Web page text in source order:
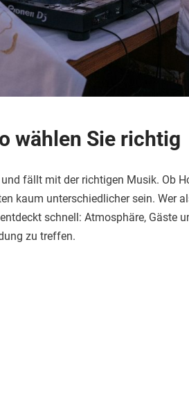
wählen Sie richtig
fällt mit der richtigen Musik. Ob
kaum unterschiedlicher sein. Wer
schnell: Atmosphäre,
zu treffen.